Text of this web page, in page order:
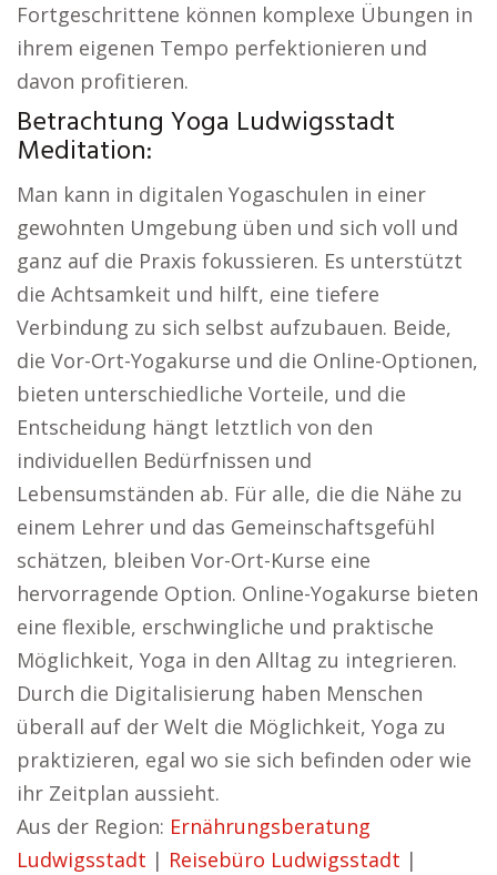
Fortgeschrittene können komplexe Übungen in
ihrem eigenen Tempo perfektionieren und
davon profitieren.
Betrachtung Yoga Ludwigsstadt
Meditation:
Man kann in digitalen Yogaschulen in einer
gewohnten Umgebung üben und sich voll und
ganz auf die Praxis fokussieren. Es unterstützt
die Achtsamkeit und hilft, eine tiefere
Verbindung zu sich selbst aufzubauen. Beide,
die Vor-Ort-Yogakurse und die Online-Optionen,
bieten unterschiedliche Vorteile, und die
Entscheidung hängt letztlich von den
individuellen Bedürfnissen und
Lebensumständen ab. Für alle, die die Nähe zu
einem Lehrer und das Gemeinschaftsgefühl
schätzen, bleiben Vor-Ort-Kurse eine
hervorragende Option. Online-Yogakurse bieten
eine flexible, erschwingliche und praktische
Möglichkeit, Yoga in den Alltag zu integrieren.
Durch die Digitalisierung haben Menschen
überall auf der Welt die Möglichkeit, Yoga zu
praktizieren, egal wo sie sich befinden oder wie
ihr Zeitplan aussieht.
Aus der Region: Ernährungsberatung
Ludwigsstadt | Reisebüro Ludwigsstadt |